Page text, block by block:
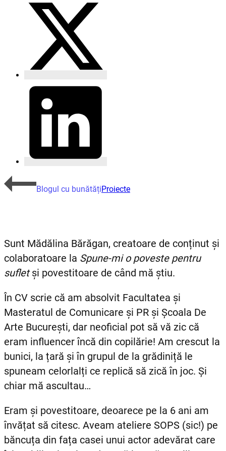
Blogul cu bunătățiProiecte
Sunt Mădălina Bărăgan, creatoare de conținut și
colaboratoare la Spune-mi o poveste pentru
sufletși povestitoare de când mă știu.
În CV scrie că am absolvit Facultatea și
Masteratul de Comunicare și PR și Școala De
Arte București, dar neoficial pot să vă zic că
eram influencer încă din copilărie! Am crescut la
bunici, la țară și în grupul de la grădiniță le
spuneam celorlalți ce replică să zică în joc. Și
chiar mă ascultau…
Eram și povestitoare, deoarece pe la 6 ani am
învățat să citesc. Aveam ateliere SOPS (sic!) pe
băncuța din fața casei unui actor adevărat care